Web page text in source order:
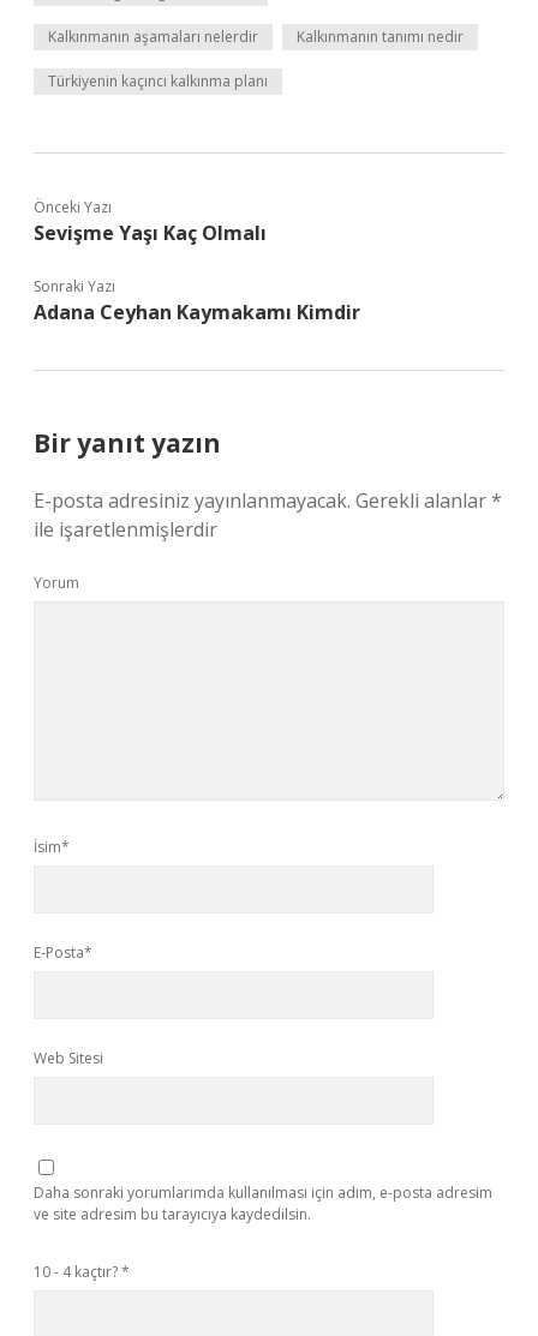
Kalkınmanın aşamaları nelerdir Kalkınmanın tanımı nedir
Türkiyenin kaçıncı kalkınma planı
Önceki Yazı
Sevişme Yaşı Kaç Olmalı
Sonraki Yazı
Adana Ceyhan Kaymakamı Kimdir
Bir yanıt yazın
E-posta adresiniz yayınlanmayacak. Gerekli alanlar*
ile işaretlenmişlerdir
Yorum
İsim*
E-Posta*
Web Sitesi
Daha sonraki yorumlarımda kullanılması için adım, e-posta adresim
ve site adresim bu tarayıcıya kaydedilsin.
10 - 4 kaçtır?*